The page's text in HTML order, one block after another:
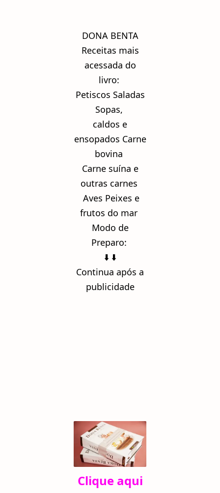
DONA BENTA
Receitas mais
acessada do
livro:
Petiscos Saladas
Sopas,
caldos e
ensopados Carne
bovina
Carne suína e
outras carnes
Aves Peixes e
frutos do mar
Modo de
Preparo:
⬇️ ⬇️
Continua após a
publicidade
Clique aqui